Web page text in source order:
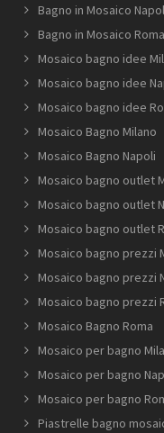
Bagno in Mosaico
Bagno in Mosaico Roma
Mosaico bagno idee
Mosaico bagno idee
Mosaico bagno idee
Mosaico Bagno Milano
Mosaico Bagno Napoli
Mosaico bagno outlet
Mosaico bagno outlet
Mosaico bagno outlet
Mosaico bagno prezzi
Mosaico bagno prezzi
Mosaico bagno prezzi
Mosaico Bagno Roma
Mosaico per bagno
Mosaico per bagno
Mosaico per bagno
Piastrelle bagno